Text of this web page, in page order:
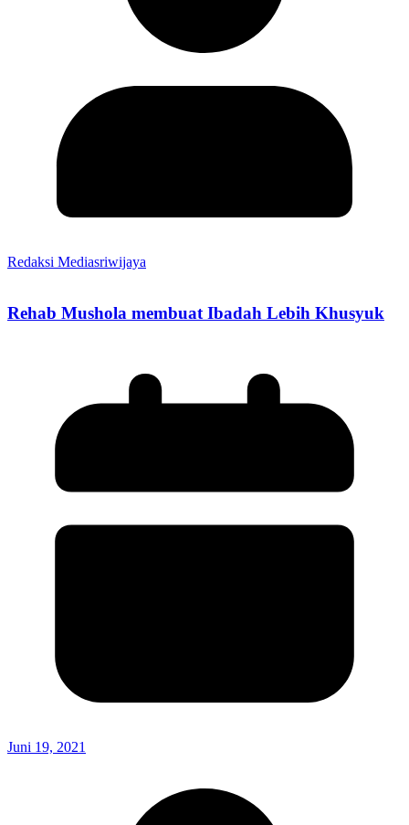
Redaksi Mediasriwijaya
Rehab Mushola membuat Ibadah Lebih Khusyuk
Juni 19, 2021